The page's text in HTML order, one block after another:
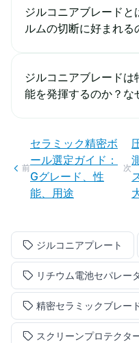
ジルコニアブレードと
ルムの切断に好まれる
ジルコニアブレード
能を発揮するのか？な
前
セラミック精密ボ
ール選定ガイド：
Gグレード、性
能、用途
次
ジルコニアプレート
リチウム電池セパレー
精密セラミックブレー
スクリーンプロテクタ